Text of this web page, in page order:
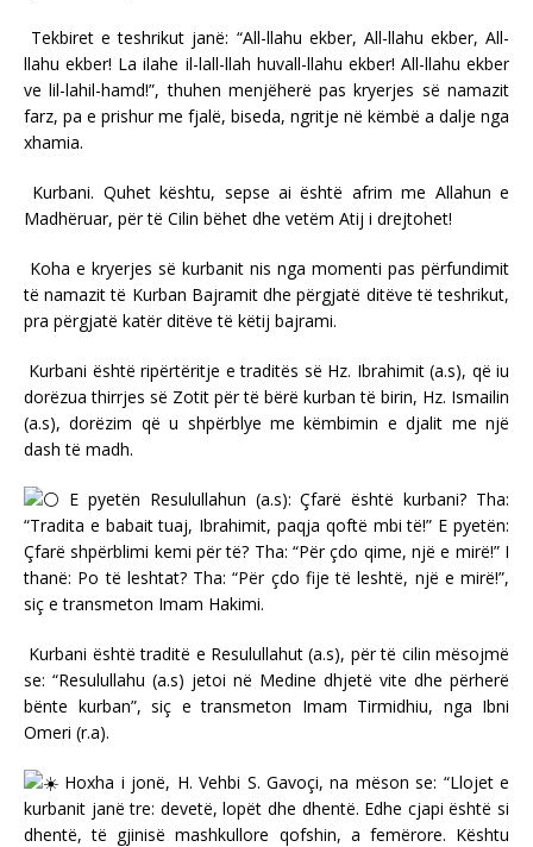
Tekbiret e teshrikut janë: “All-llahu ekber, All-llahu ekber, All-
llahu ekber! La ilahe il-lall-llah huvall-llahu ekber! All-llahu ekber
ve lil-lahil-hamd!”, thuhen menjëherë pas kryerjes së namazit
farz, pa e prishur me fjalë, biseda, ngritje në këmbë a dalje nga
xhamia.
Kurbani. Quhet kështu, sepse ai është afrim me Allahun e
Madhëruar, për të Cilin bëhet dhe vetëm Atij i drejtohet!
Koha e kryerjes së kurbanit nis nga momenti pas përfundimit
të namazit të Kurban Bajramit dhe përgjatë ditëve të teshrikut,
pra përgjatë katër ditëve të këtij bajrami.
Kurbani është ripërtëritje e traditës së Hz. Ibrahimit (a.s), që iu
dorëzua thirrjes së Zotit për të bërë kurban të birin, Hz. Ismailin
(a.s), dorëzim që u shpërblye me këmbimin e djalit me një
dash të madh.
E pyetën Resulullahun (a.s): Çfarë është kurbani? Tha:
“Tradita e babait tuaj, Ibrahimit, paqja qoftë mbi të!” E pyetën:
Çfarë shpërblimi kemi për të? Tha: “Për çdo qime, një e mirë!” I
thanë: Po të leshtat? Tha: “Për çdo fije të leshtë, një e mirë!”,
siç e transmeton Imam Hakimi.
Kurbani është traditë e Resulullahut (a.s), për të cilin mësojmë
se: “Resulullahu (a.s) jetoi në Medine dhjetë vite dhe përherë
bënte kurban”, siç e transmeton Imam Tirmidhiu, nga Ibni
Omeri (r.a).
Hoxha i jonë, H. Vehbi S. Gavoçi, na mëson se: “Llojet e
kurbanit janë tre: devetë, lopët dhe dhentë. Edhe cjapi është si
dhentë, të gjinisë mashkullore qofshin, a femërore. Kështu